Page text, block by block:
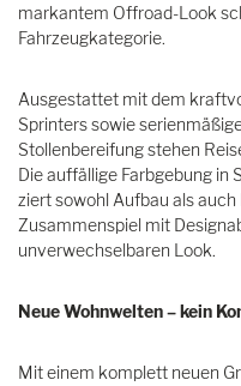
markantem Offroad-Look
Fahrzeugkategorie.
Ausgestattet mit dem
Sprinters sowie
Stollenbereifung stehen
Die auffällige Farbgebung in
ziert sowohl Aufbau als
Zusammenspiel mit
unverwechselbaren Look.
Neue Wohnwelten – kein
Mit einem komplett neuen